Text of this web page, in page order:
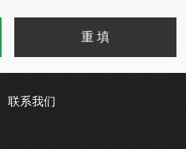
联系我们